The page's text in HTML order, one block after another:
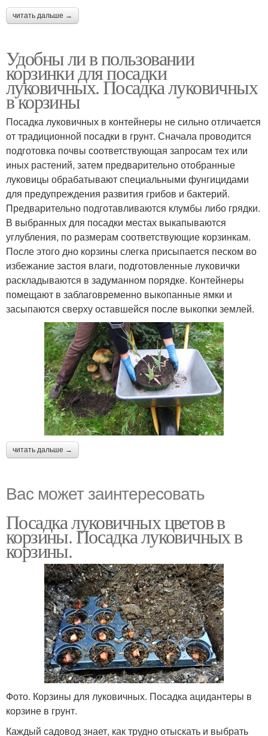
читать дальше →
Удобны ли в пользовании
корзинки для посадки
луковичных. Посадка луковичных
в корзины
Посадка луковичных в контейнеры не сильно отличается
от традиционной посадки в грунт. Сначала проводится
подготовка почвы соответствующая запросам тех или
иных растений, затем предварительно отобранные
луковицы обрабатывают специальными фунгицидами
для предупреждения развития грибов и бактерий.
Предварительно подготавливаются клумбы либо грядки.
В выбранных для посадки местах выкапываются
углубления, по размерам соответствующие корзинкам.
После этого дно корзины слегка присыпается песком во
избежание застоя влаги, подготовленные луковички
раскладываются в задуманном порядке. Контейнеры
помещают в заблаговременно выкопанные ямки и
засыпаются сверху оставшейся после выкопки землей.
читать дальше →
Вас может заинтересовать
Посадка луковичных цветов в
корзины. Посадка луковичных в
корзины.
Фото. Корзины для луковичных. Посадка ацидантеры в
корзине в грунт.
Каждый садовод знает, как трудно отыскать и выбрать